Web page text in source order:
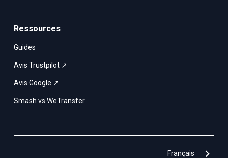
Ressources
Guides
Avis Trustpilot ↗
Avis Google ↗
Smash vs WeTransfer
Français